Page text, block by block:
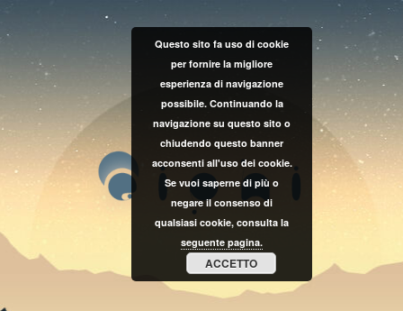
Questo sito fa uso di cookie
per fornire la migliore
esperienza di navigazione
possibile. Continuando la
navigazione su questo sito o
chiudendo questo banner
acconsenti all'uso dei cookie.
Se vuoi saperne di più o
negare il consenso di
qualsiasi cookie, consulta la
seguente pagina.
ACCETTO